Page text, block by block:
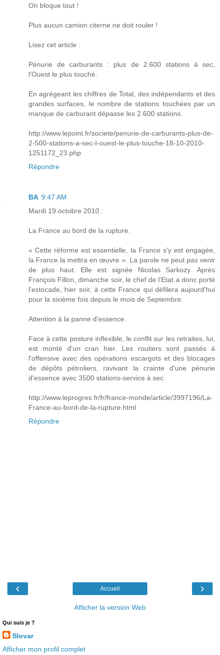
On bloque tout !
Plus aucun camion citerne ne doit rouler !
Lisez cet article :
Pénurie de carburants : plus de 2.600 stations à sec,
l'Ouest le plus touché.
En agrégeant les chiffres de Total, des indépendants et des
grandes surfaces, le nombre de stations touchées par un
manque de carburant dépasse les 2.600 stations.
http://www.lepoint.fr/societe/penurie-de-carburants-plus-de-
2-500-stations-a-sec-l-ouest-le-plus-touche-18-10-2010-
1251172_23.php
Répondre
BA 9:47 AM
Mardi 19 octobre 2010 :
La France au bord de la rupture.
« Cette réforme est essentielle, la France s'y est engagée,
la France la mettra en œuvre ». La parole ne peut pas venir
de plus haut. Elle est signée Nicolas Sarkozy. Après
François Fillon, dimanche soir, le chef de l'Etat a donc porté
l'estocade, hier soir, à cette France qui défilera aujourd'hui
pour la sixième fois depuis le mois de Septembre.
Attention à la panne d'essence.
Face à cette posture inflexible, le conflit sur les retraites, lui,
est monté d'un cran hier. Les routiers sont passés à
l'offensive avec des opérations escargots et des blocages
de dépôts pétroliers, ravivant la crainte d'une pénurie
d'essence avec 3500 stations-service à sec.
http://www.leprogres.fr/fr/france-monde/article/3997196/La-
France-au-bord-de-la-rupture.html
Répondre
‹ ›
Accueil
Afficher la version Web
Qui suis je ?
Slovar
Afficher mon profil complet